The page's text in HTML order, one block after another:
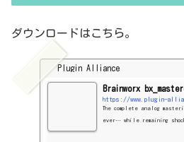
ダウンロードはこちら。
Plugin Alliance
Brainworx
The complete analog
ever… while remaining